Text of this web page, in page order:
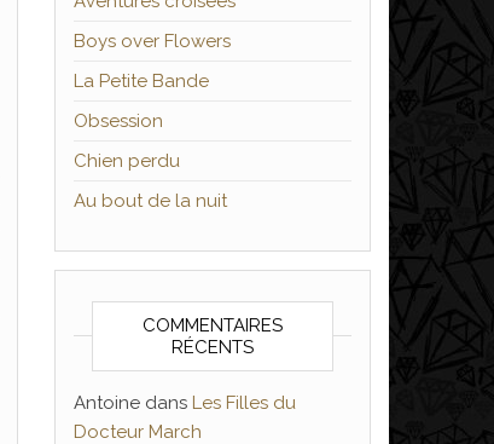
Boys over Flowers
La Petite Bande
Obsession
Chien perdu
Au bout de la nuit
COMMENTAIRES
RÉCENTS
Antoinedans Les Filles du
Docteur March